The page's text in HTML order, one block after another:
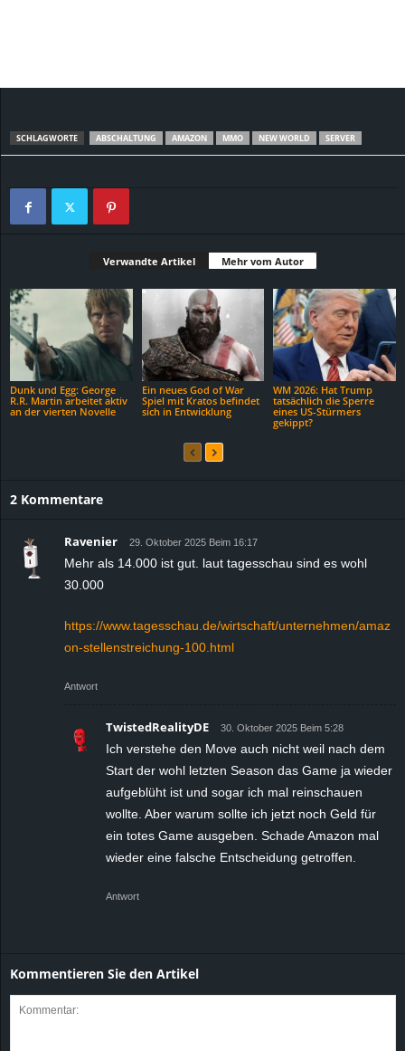
SCHLAGWORTE ABSCHALTUNG AMAZON MMO NEW WORLD SERVER
Verwandte Artikel Mehr vom Autor
Dunk und Egg: George
R.R. Martin arbeitet aktiv
an der vierten Novelle
Ein neues God of War
Spiel mit Kratos befindet
sich in Entwicklung
WM 2026: Hat Trump
tatsächlich die Sperre
eines US-Stürmers
gekippt?
2 Kommentare
Ravenier 29. Oktober 2025 Beim 16:17
Mehr als 14.000 ist gut. laut tagesschau sind es wohl
30.000
https://www.tagesschau.de/wirtschaft/unternehmen/amaz
on-stellenstreichung-100.html
Antwort
TwistedRealityDE 30. Oktober 2025 Beim 5:28
Ich verstehe den Move auch nicht weil nach dem
Start der wohl letzten Season das Game ja wieder
aufgeblüht ist und sogar ich mal reinschauen
wollte. Aber warum sollte ich jetzt noch Geld für
ein totes Game ausgeben. Schade Amazon mal
wieder eine falsche Entscheidung getroffen.
Antwort
Kommentieren Sie den Artikel